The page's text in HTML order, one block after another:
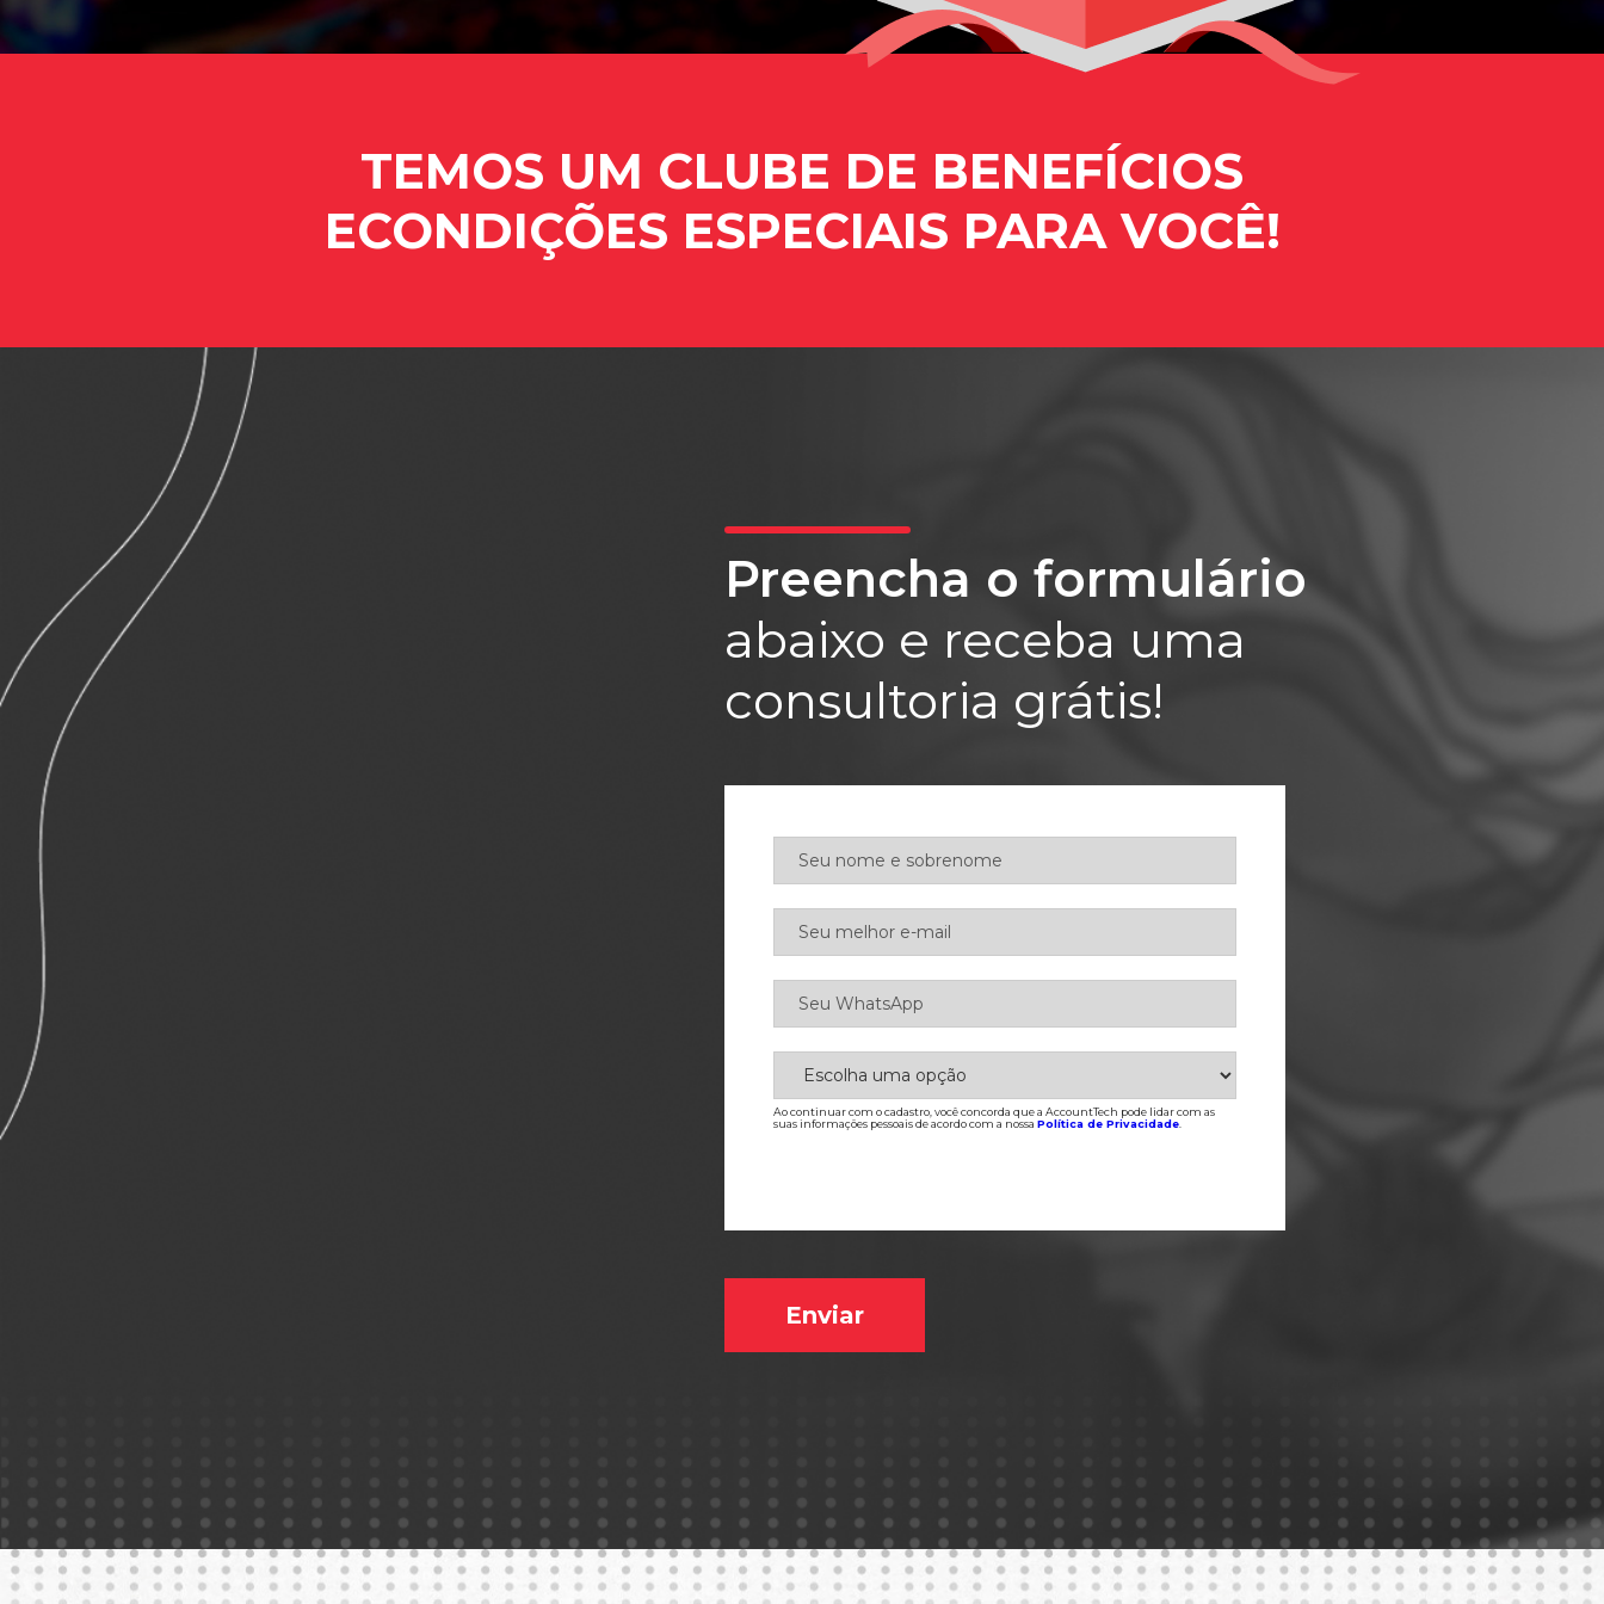
TEMOS UM CLUBE DE BENEFÍCIOS
ECONDIÇÕES ESPECIAIS PARA VOCÊ!
Preencha o formulário
abaixo e receba uma
consultoria grátis!
Ao continuar com o cadastro, você concorda que a AccountTech pode lidar com as
suas informações pessoais de acordo com a nossa Política de Privacidade